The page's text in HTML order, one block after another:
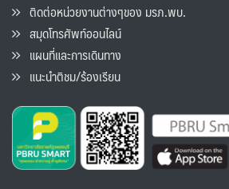
ติดต่อหน่วยงานต่างๆของ มรภ.พบ.
สมุดโทรศัพท์ออนไลน์
แผนที่และการเดินทาง
แนะนำติชม/ร้องเรียน